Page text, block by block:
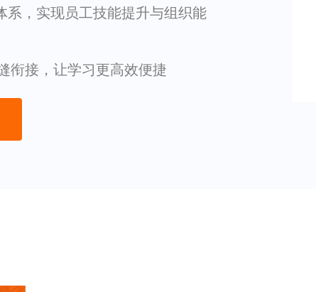
系，实现员工技能提升与组织能
衔接，让学习更高效便捷